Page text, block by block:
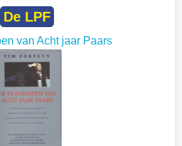
De LPF
van Acht jaar Paars